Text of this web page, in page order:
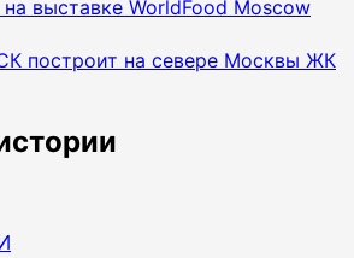
выставке WorldFood Moscow
построит на севере Москвы ЖК